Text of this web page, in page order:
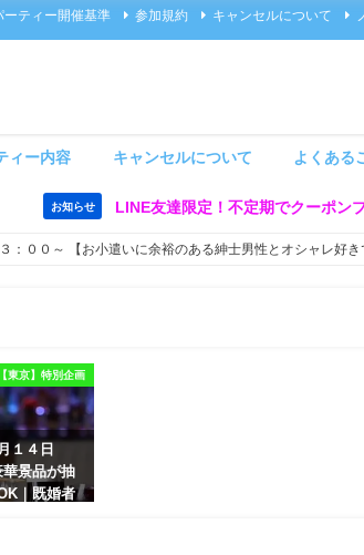
ーティー開催基準 参加規約 キャンセルについて
ィー内容 キャンセルについて よくある
お知らせ LINE友達限定！不定期でクーポン
：００～ 【お小遣いに余裕のある紳士男性とオシャレ好
東京】特別企画
１４日
景品が抽
｜既婚者